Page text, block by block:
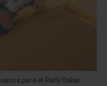
para el Rally Dakar